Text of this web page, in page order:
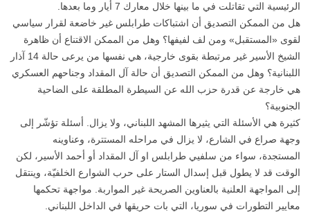
الرئيسية التي تقاتلت في ما بينها خلال معارك 7 أيار وما بعدها.
هل من الممكن التصديق أن اشتباكات طرابلس غير خاضعة لقرار سياسي
لقوى «المستقبل» ومن لف لفيفها؟ وهل من الممكن الاقتناع أن ظاهرة
الشيخ الأسير غير مرتبطة بقوى خارجية، هي نفسها من يرعى حالة 14 آذار
اللبنانية؟ وهل من الممكن التصديق أن حالة آل المقداد وجناحهم العسكري
هي خارجة عن قدرة حزب الله عن السيطرة المطلقة على الضاحية
الجنوبية؟
كثيرة هي الأسئلة التي يثيرها المشهد اللبناني، ولا يزال. أسئلة تؤشّر إلى
وجهة صراع في الشارع، لا يزال في مراحله المستترة، وعناوينه
المستجدة، سواء من سلفيي طرابلس او آل المقداد أو أحمد الأسير، لكن
الوقت قد لا يطول قبل إسدال الستار على حرب الشوارع الخلفيّة، وينتقل
إلى المواجهة العلنية بالعناوين الصريحة غير المواربة. مواجهة تحكمها
معايير التطورات في سوريا، التي بات حريقها في الداخل اللبناني.